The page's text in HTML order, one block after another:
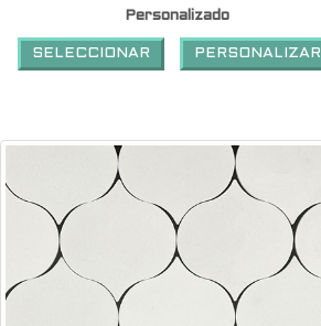
Personalizado
SELECCIONAR PERSONALIZAR